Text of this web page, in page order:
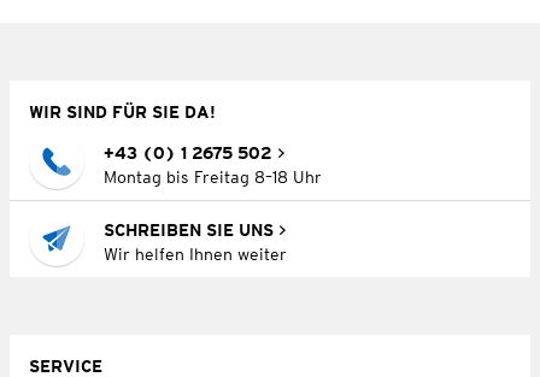
WIR SIND FÜR SIE DA!
+43 (0) 1 2675 502
Montag bis Freitag 8–18 Uhr
SCHREIBEN SIE UNS
Wir helfen Ihnen weiter
SERVICE